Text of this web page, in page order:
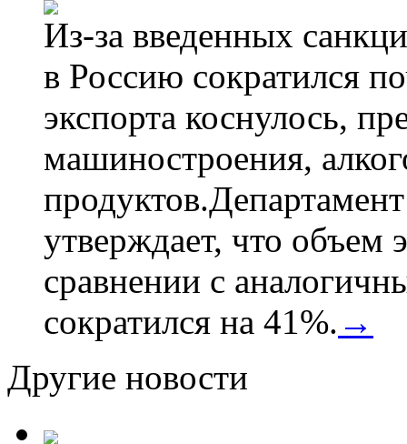
Из-за введенных
в Россию сократился
экспорта коснулось,
машиностроения,
утверждает, что объем
сравнении с
сократился на 41%. →
Другие новости